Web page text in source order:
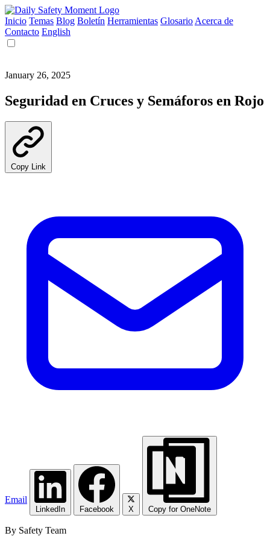
Inicio Temas Blog Boletín Herramientas Glosario Acerca de
Contacto English
January 26, 2025
Seguridad en Cruces y Semáforos en Rojo
Copy Link
Email
LinkedIn Facebook X Copy for OneNote
By Safety Team